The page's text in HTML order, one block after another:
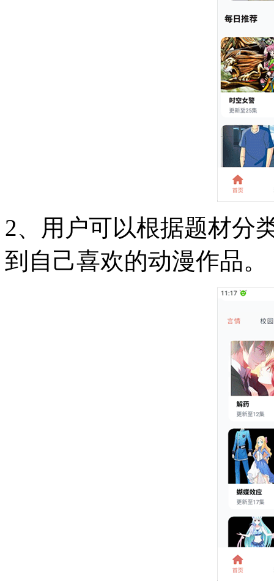
2、用户可以根据题材分
到自己喜欢的动漫作品。